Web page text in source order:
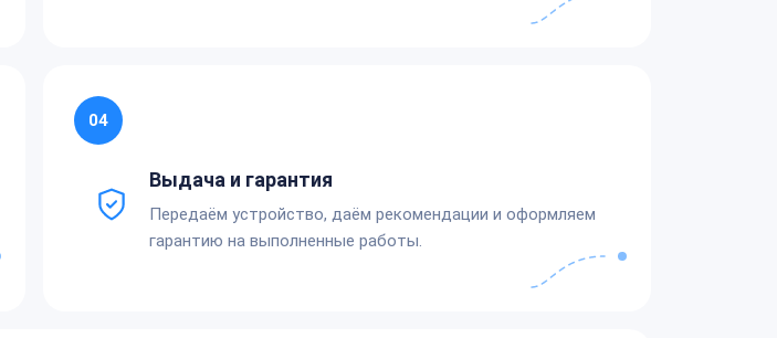
04
Выдача и гарантия
Передаём устройство, даём рекомендации и оформляем
гарантию на выполненные работы.